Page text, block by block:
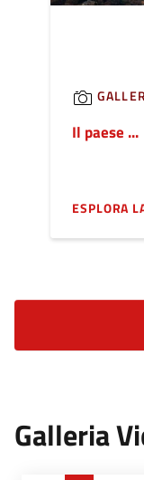
Il paese ...
ESPLORA
Galleria